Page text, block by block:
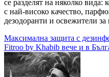
се разделят на няколко
с най-високо качество,
дезодоранти и освежители за
Навигация
Максимална защита с
Fitroo by Khabib вече и в